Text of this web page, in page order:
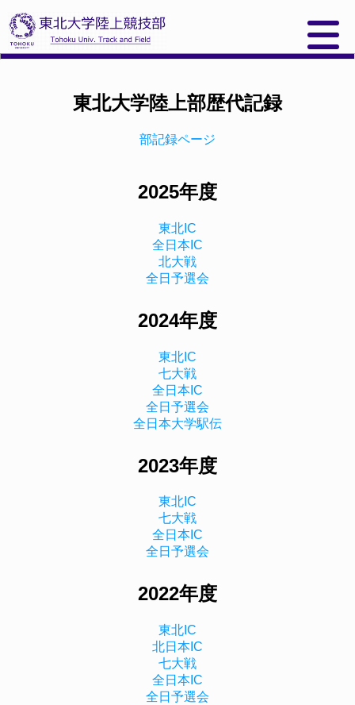
東北大学陸上部歴代記録
部記録ページ
2025年度
東北IC
全日本IC
北大戦
全日予選会
2024年度
東北IC
七大戦
全日本IC
全日予選会
全日本大学駅伝
2023年度
東北IC
七大戦
全日本IC
全日予選会
2022年度
東北IC
北日本IC
七大戦
全日本IC
全日予選会